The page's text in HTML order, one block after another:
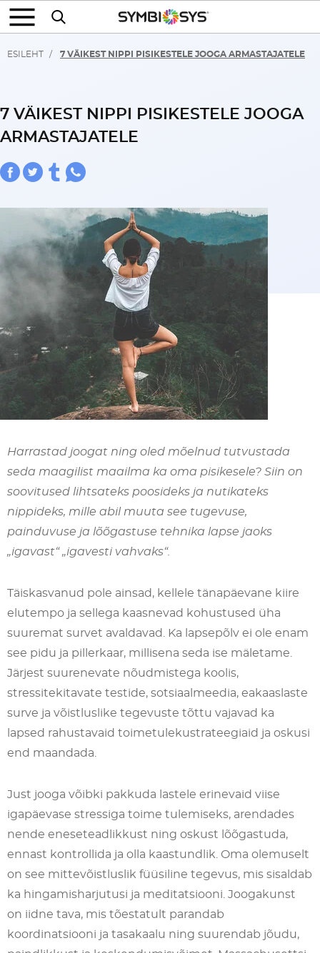
ESILEHT 7 VÄIKEST NIPPI PISIKESTELE JOOGA ARMASTAJATELE
7 VÄIKEST NIPPI PISIKESTELE JOOGA
ARMASTAJATELE
Harrastad joogat ning oled mõelnud tutvustada
seda maagilist maailma ka oma pisikesele? Siin on
soovitused lihtsateks poosideks ja nutikateks
nippideks, mille abil muuta see tugevuse,
painduvuse ja lõõgastuse tehnika lapse jaoks
„igavast“ „igavesti vahvaks“.
Täiskasvanud pole ainsad, kellele tänapäevane kiire
elutempo ja sellega kaasnevad kohustused üha
suuremat survet avaldavad. Ka lapsepõlv ei ole enam
see pidu ja pillerkaar, millisena seda ise mäletame.
Järjest suurenevate nõudmistega koolis,
stressitekitavate testide, sotsiaalmeedia, eakaaslaste
surve ja võistluslike tegevuste tõttu vajavad ka
lapsed rahustavaid toimetulekustrateegiaid ja oskusi
end maandada.
Just jooga võibki pakkuda lastele erinevaid viise
igapäevase stressiga toime tulemiseks, arendades
nende eneseteadlikkust ning oskust lõõgastuda,
ennast kontrollida ja olla kaastundlik. Oma olemuselt
on see mittevõistluslik füüsiline tegevus, mis sisaldab
ka hingamisharjutusi ja meditatsiooni. Joogakunst
on iidne tava, mis tõestatult parandab
koordinatsiooni ja tasakaalu ning suurendab jõudu,